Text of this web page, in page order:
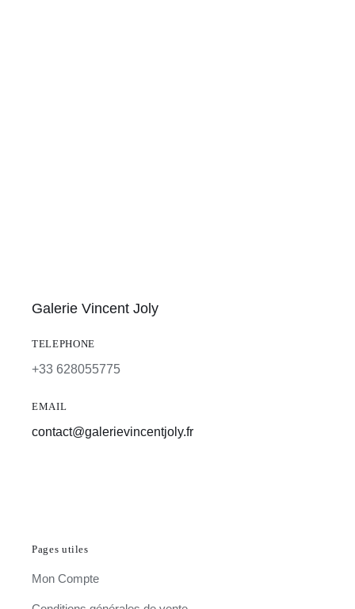
Galerie Vincent Joly
TELEPHONE
+33 628055775
EMAIL
contact@galerievincentjoly.fr
Pages utiles
Mon Compte